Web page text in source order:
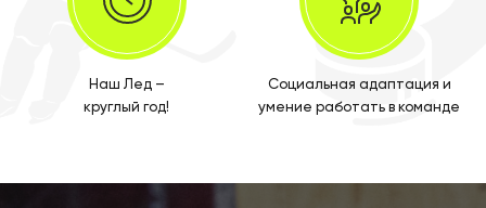
Наш Лед –
круглый год!
Социальная адаптация и
умение работать в команде